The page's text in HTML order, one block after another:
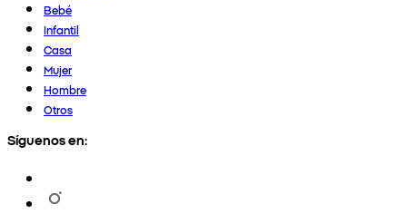
Bebé
Infantil
Casa
Mujer
Hombre
Otros
Síguenos en: